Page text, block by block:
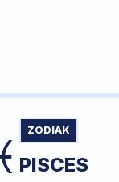
ZODIAK
PISCES